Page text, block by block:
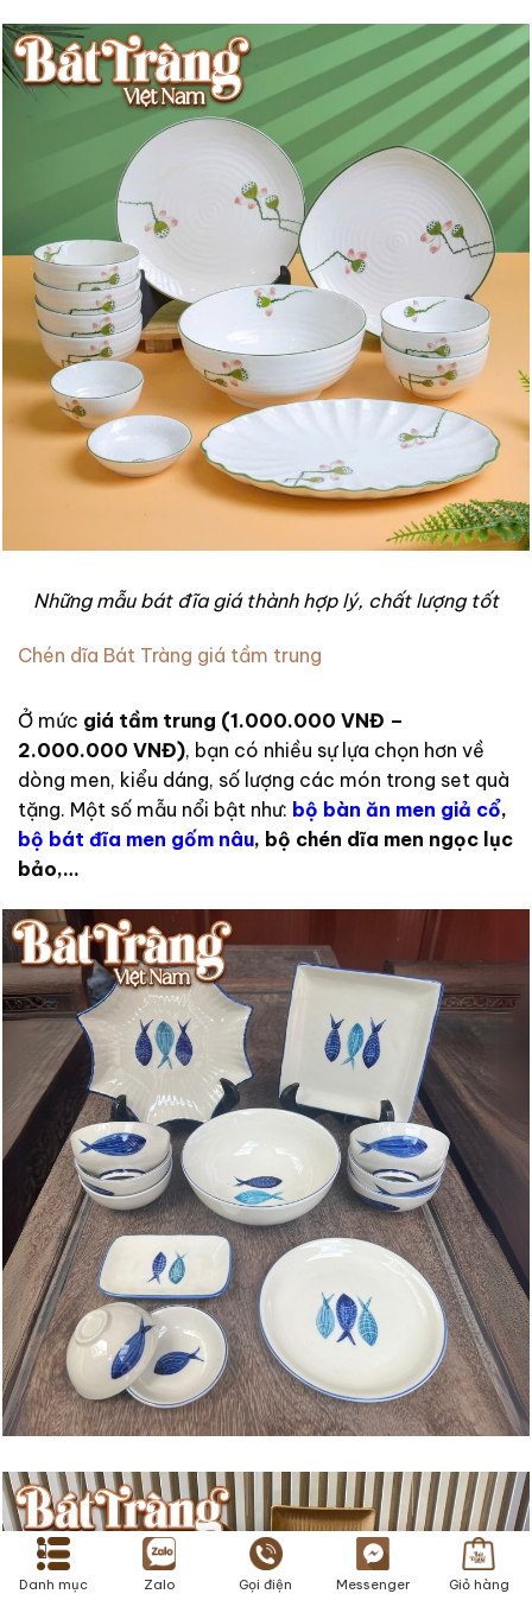
Những mẫu bát đĩa giá thành hợp lý, chất lượng tốt
Chén dĩa Bát Tràng giá tầm trung
Ở mức giá tầm trung (1.000.000 VNĐ –
2.000.000 VNĐ), bạn có nhiều sự lựa chọn hơn về
dòng men, kiểu dáng, số lượng các món trong set quà
tặng. Một số mẫu nổi bật như: bộ bàn ăn men giả cổ,
bộ bát đĩa men gốm nâu, bộ chén dĩa men ngọc lục
bảo,…
Danh mục Zalo Gọi điện Messenger Giỏ hàng